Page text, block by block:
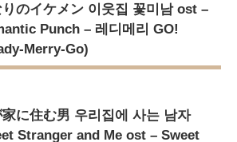
りのイケメン 이웃집 꽃미남 ost –
Punch – 레디메리 GO!
Merry-Go)
に住む男 우리집에 사는 남자
Stranger and Me ost – Sweet